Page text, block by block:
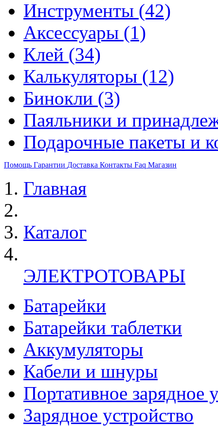
Инструменты (42)
Аксессуары (1)
Клей (34)
Калькуляторы (12)
Бинокли (3)
Паяльники и
Подарочные пакеты и
Помощь Гарантии Доставка Контакты Faq Магазин
Главная
Каталог
ЭЛЕКТРОТОВАРЫ
Батарейки
Батарейки таблетки
Аккумуляторы
Кабели и шнуры
Портативное зарядное
Зарядное устройство